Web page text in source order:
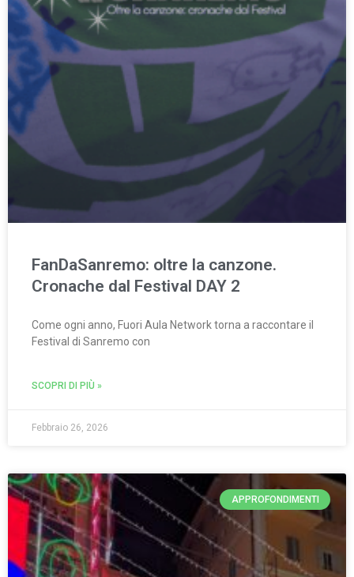
FanDaSanremo: oltre la canzone.
Cronache dal Festival DAY 2
Come ogni anno, Fuori Aula Network torna a raccontare il
Festival di Sanremo con
SCOPRI DI PIÙ »
Febbraio 26, 2026
APPROFONDIMENTI